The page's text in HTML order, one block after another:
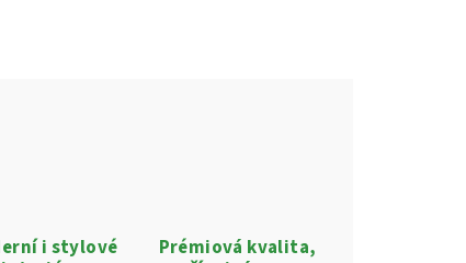
i stylové
Prémiová kvalita,